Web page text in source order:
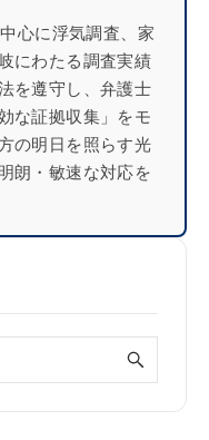
心に浮気調査、家
にわたる調査実績
を遵守し、弁護士
な証拠収集」をモ
の明日を照らす光
朗・敏速な対応を